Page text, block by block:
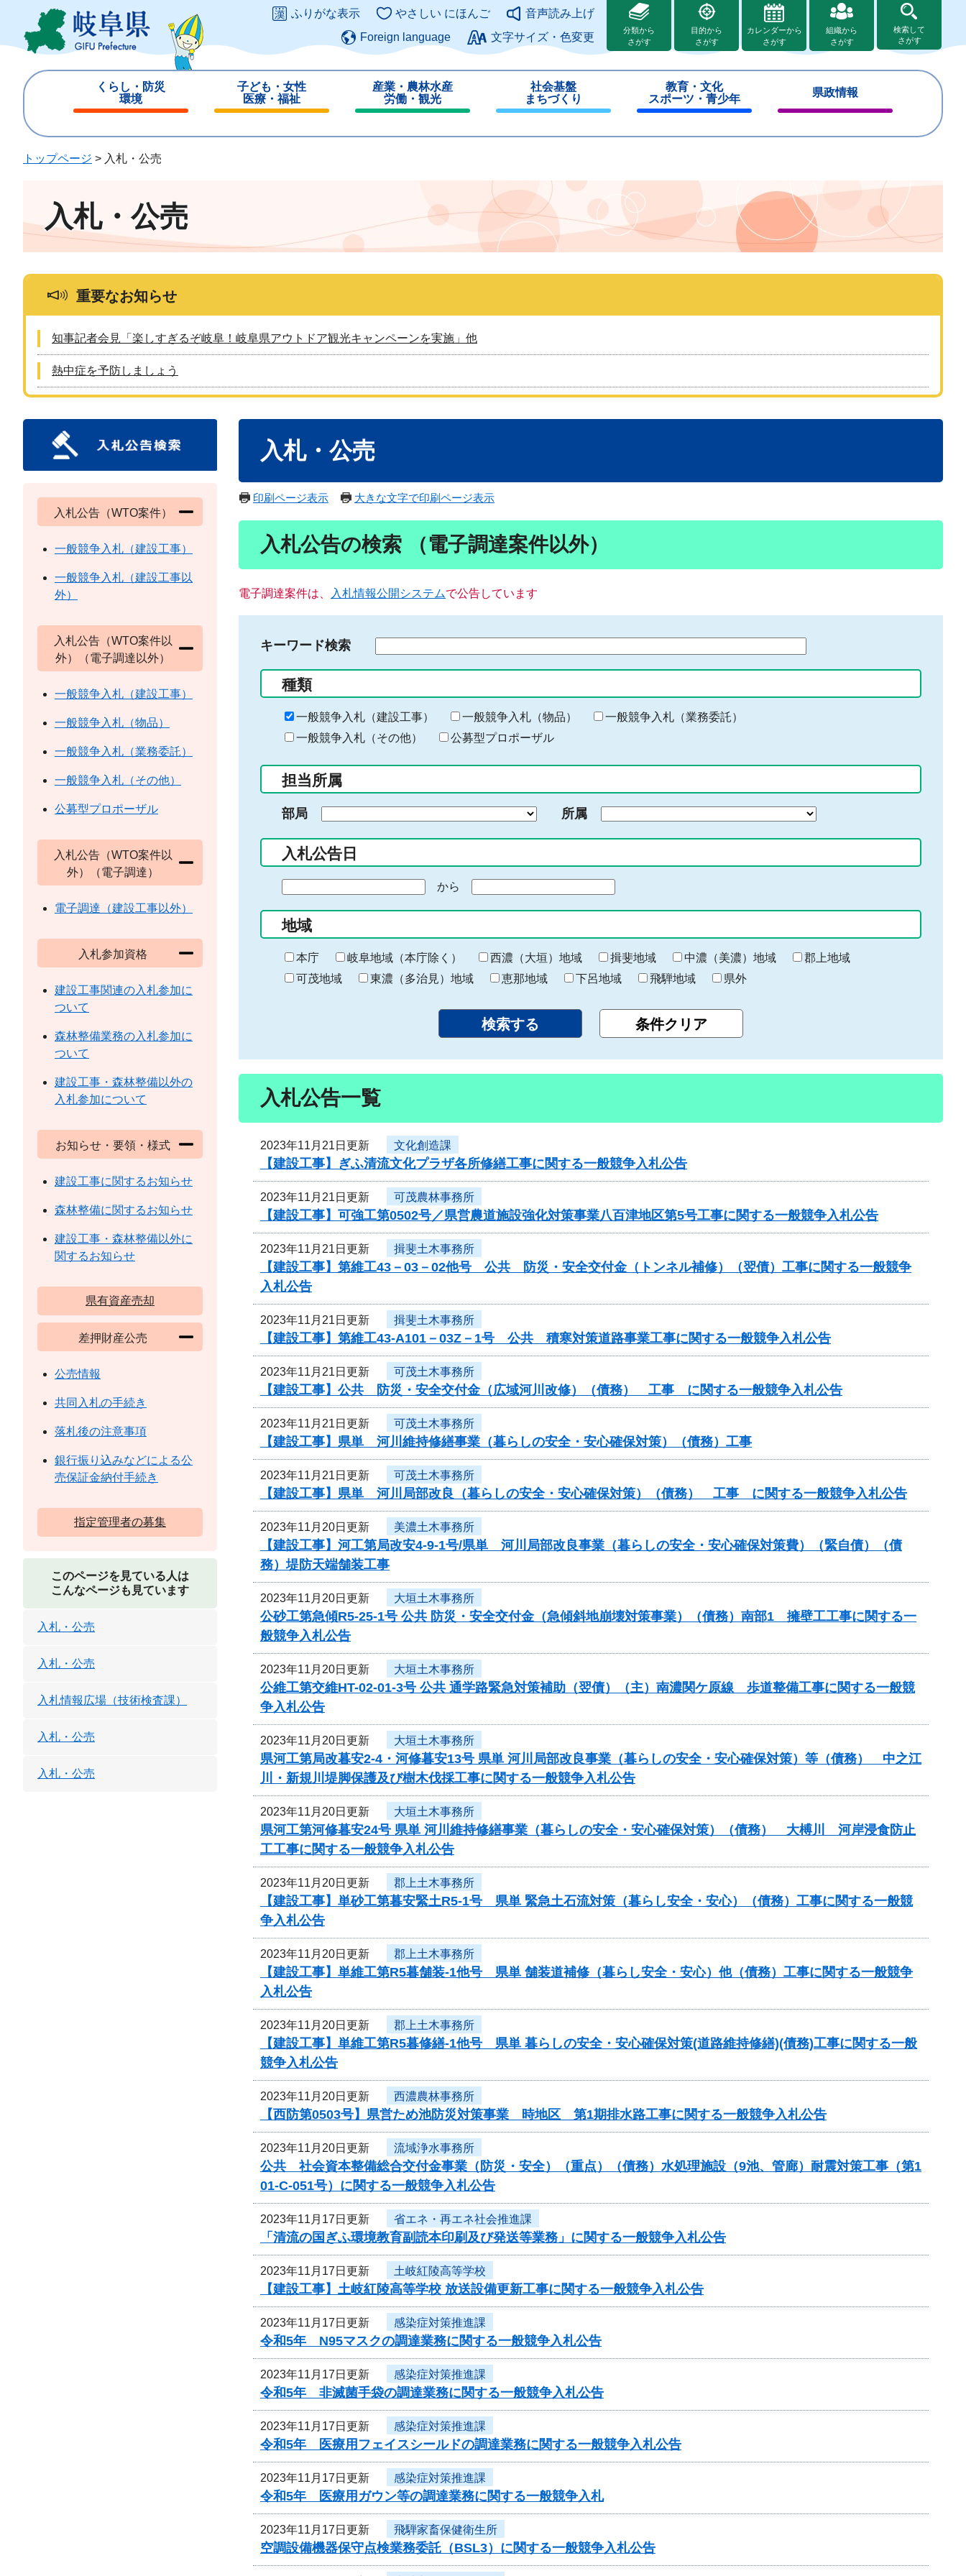
ジ
ュ
このページの本文へ
ふりがな表示 やさしい にほんご
音声読み上げ
Foreign language
文字サイズ・色変更
分類から
さがす
目的から
さがす
カレンダーから
さがす
組織から
さがす
検索して
さがす
くらし・防災
環境
じ
子ども・女性
医療・福祉
じ
産業・農林水産
労働・観光
じ
社会基盤
まちづくり
じ
教育・文化
スポーツ・青少年
じ
県政情報
じ
トップページ > 入札・公売
入札・公売
重要なお知らせ
知事記者会見「楽しすぎるぞ岐阜！岐阜県アウトドア観光キャンペーンを実施」他
熱中症を予防しましょう
入札・公売
印刷ページ表示 大きな文字で印刷ページ表示
入札公告の検索 （電子調達案件以外）
電子調達案件は、 入札情報公開システムで公告しています
キーワード検索
る
キ
ー
ー
入
力
種類
一般競争入札（建設工事） 一般競争入札（物品）
一般競争入札（業務委託）
一般競争入札（その他）
公募型プロポーザル
担当所属
部局 所属
入札公告日
の
始
ま
り
から
終
わ
り
地域
本庁 岐阜地域（本庁除く） 西濃（大垣）地域 揖斐地域 中濃（美濃）地域
郡上地域
可茂地域
東濃（多治見）地域 恵那地域 下呂地域 飛騨地域 県外
入札公告一覧
2023年11月21日更新 文化創造課
【建設工事】ぎふ清流文化プラザ各所修繕工事に関する一般競争入札公告
2023年11月21日更新 可茂農林事務所
【建設工事】可強工第0502号／県営農道施設強化対策事業八百津地区第5号工事に関する一般競争入札公告
2023年11月21日更新 揖斐土木事務所
【建設工事】第維工43－03－02他号 公共 防災・安全交付金（トンネル補修）（翌債）工事に関する一般競争
入札公告
2023年11月21日更新 揖斐土木事務所
【建設工事】第維工43-A101－03Z－1号 公共 積寒対策道路事業工事に関する一般競争入札公告
2023年11月21日更新 可茂土木事務所
【建設工事】公共 防災・安全交付金（広域河川改修）（債務） 工事 に関する一般競争入札公告
2023年11月21日更新 可茂土木事務所
【建設工事】県単 河川維持修繕事業（暮らしの安全・安心確保対策）（債務）工事
2023年11月21日更新 可茂土木事務所
【建設工事】県単 河川局部改良（暮らしの安全・安心確保対策）（債務） 工事 に関する一般競争入札公告
2023年11月20日更新 美濃土木事務所
【建設工事】河工第局改安4-9-1号/県単 河川局部改良事業（暮らしの安全・安心確保対策費）（緊自債）（債
務）堤防天端舗装工事
2023年11月20日更新 大垣土木事務所
公砂工第急傾R5-25-1号 公共 防災・安全交付金（急傾斜地崩壊対策事業）（債務）南部1 擁壁工工事に関する一
般競争入札公告
2023年11月20日更新 大垣土木事務所
公維工第交維HT-02-01-3号 公共 通学路緊急対策補助（翌債）（主）南濃関ケ原線 歩道整備工事に関する一般競
争入札公告
2023年11月20日更新 大垣土木事務所
県河工第局改暮安2-4・河修暮安13号 県単 河川局部改良事業（暮らしの安全・安心確保対策）等（債務） 中之江
川・新規川堤脚保護及び樹木伐採工事に関する一般競争入札公告
2023年11月20日更新 大垣土木事務所
県河工第河修暮安24号 県単 河川維持修繕事業（暮らしの安全・安心確保対策）（債務） 大榑川 河岸浸食防止
工工事に関する一般競争入札公告
2023年11月20日更新 郡上土木事務所
【建設工事】単砂工第暮安緊土R5-1号 県単 緊急土石流対策（暮らし安全・安心）（債務）工事に関する一般競
争入札公告
2023年11月20日更新 郡上土木事務所
【建設工事】単維工第R5暮舗装-1他号 県単 舗装道補修（暮らし安全・安心）他（債務）工事に関する一般競争
入札公告
2023年11月20日更新 郡上土木事務所
【建設工事】単維工第R5暮修繕-1他号 県単 暮らしの安全・安心確保対策(道路維持修繕)(債務)工事に関する一般
競争入札公告
2023年11月20日更新 西濃農林事務所
【西防第0503号】県営ため池防災対策事業 時地区 第1期排水路工事に関する一般競争入札公告
2023年11月20日更新 流域浄水事務所
公共 社会資本整備総合交付金事業（防災・安全）（重点）（債務）水処理施設（9池、管廊）耐震対策工事（第1
01-C-051号）に関する一般競争入札公告
2023年11月17日更新 省エネ・再エネ社会推進課
「清流の国ぎふ環境教育副読本印刷及び発送等業務」に関する一般競争入札公告
2023年11月17日更新 土岐紅陵高等学校
【建設工事】土岐紅陵高等学校 放送設備更新工事に関する一般競争入札公告
2023年11月17日更新 感染症対策推進課
令和5年 N95マスクの調達業務に関する一般競争入札公告
2023年11月17日更新 感染症対策推進課
令和5年 非滅菌手袋の調達業務に関する一般競争入札公告
2023年11月17日更新 感染症対策推進課
令和5年 医療用フェイスシールドの調達業務に関する一般競争入札公告
2023年11月17日更新 感染症対策推進課
令和5年 医療用ガウン等の調達業務に関する一般競争入札
2023年11月17日更新 飛騨家畜保健衛生所
空調設備機器保守点検業務委託（BSL3）に関する一般競争入札公告
入札公告（WTO案件）
一般競争入札（建設工事）
一般競争入札（建設工事以
外）
入札公告（WTO案件以
外）（電子調達以外）
一般競争入札（建設工事）
一般競争入札（物品）
一般競争入札（業務委託）
一般競争入札（その他）
公募型プロポーザル
入札公告（WTO案件以
外）（電子調達）
電子調達（建設工事以外）
入札参加資格
建設工事関連の入札参加に
ついて
森林整備業務の入札参加に
ついて
建設工事・森林整備以外の
入札参加について
お知らせ・要領・様式
建設工事に関するお知らせ
森林整備に関するお知らせ
建設工事・森林整備以外に
関するお知らせ
県有資産売却
差押財産公売
公売情報
共同入札の手続き
落札後の注意事項
銀行振り込みなどによる公
売保証金納付手続き
指定管理者の募集
このページを見ている人は
こんなページも見ています
入札・公売
入札・公売
入札情報広場（技術検査課）
入札・公売
入札・公売